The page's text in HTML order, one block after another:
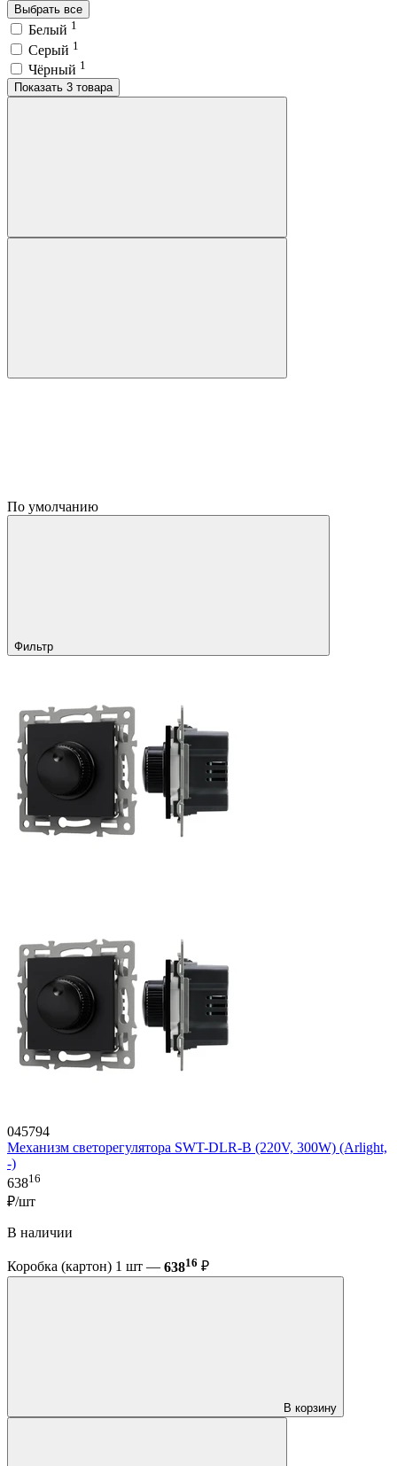
Выбрать все
Белый 1
Серый 1
Чёрный 1
Показать 3 товара
По умолчанию
Фильтр
045794
Механизм светорегулятора SWT-DLR-B (220V, 300W) (Arlight,
-)
63816
₽/шт
В наличии
Коробка (картон) 1 шт — 63816 ₽
В корзину